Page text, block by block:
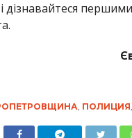
і дізнавайтеся
, ПОЛИЦИЯ,